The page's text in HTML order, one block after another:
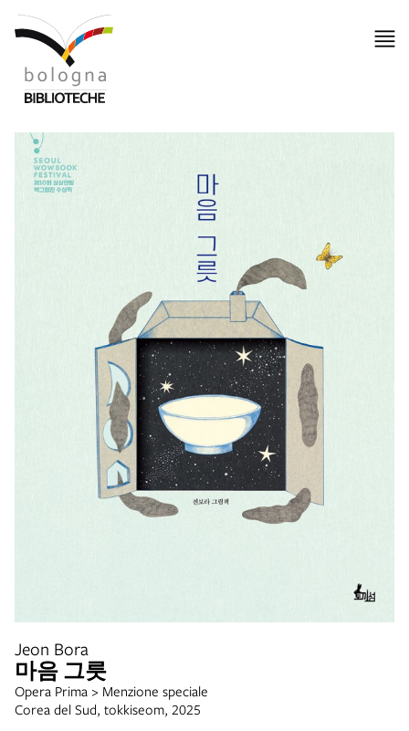
Jeon Bora
마음 그릇
Opera Prima > Menzione speciale
Corea del Sud, tokkiseom, 2025